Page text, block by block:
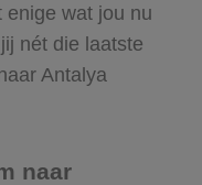
enige wat jou nu
nét die laatste
Antalya
naar